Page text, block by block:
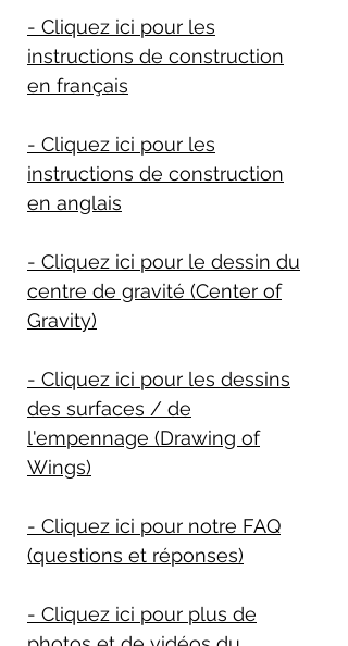
- Cliquez ici pour les
instructions de construction
en français
- Cliquez ici pour les
instructions de construction
en anglais
- Cliquez ici pour le dessin du
centre de gravité (Center of
Gravity)
- Cliquez ici pour les dessins
des surfaces / de
l'empennage (Drawing of
Wings)
- Cliquez ici pour notre FAQ
(questions et réponses)
- Cliquez ici pour plus de